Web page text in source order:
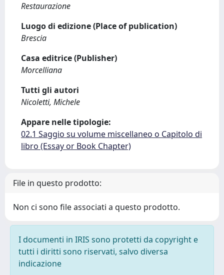
Restaurazione
Luogo di edizione (Place of publication)
Brescia
Casa editrice (Publisher)
Morcelliana
Tutti gli autori
Nicoletti, Michele
Appare nelle tipologie:
02.1 Saggio su volume miscellaneo o Capitolo di
libro (Essay or Book Chapter)
File in questo prodotto:
Non ci sono file associati a questo prodotto.
I documenti in IRIS sono protetti da copyright e
tutti i diritti sono riservati, salvo diversa
indicazione